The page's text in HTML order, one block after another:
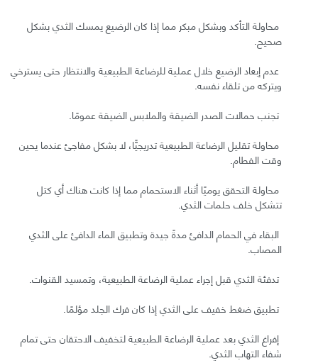
محاولة التأكد وبشكل مبكر مما إذا كان الرضيع يمسك الثدي بشكل
صحيح.
عدم إبعاد الرضيع خلال عملية للرضاعة الطبيعية والانتظار حتى يسترخي
ويتركه من تلقاء نفسه.
تجنب حمالات الصدر الضيقة والملابس الضيقة عمومًا.
محاولة تقليل الرضاعة الطبيعية تدريجيًّا، لا بشكل مفاجئ عندما يحين
وقت الفطام.
محاولة التحقق يوميًا أثناء الاستحمام مما إذا كانت هناك أي كتل
تتشكل خلف حلمات الثدي.
البقاء في الحمام الدافئ مدةً جيدة وتطبيق الماء الدافئ على الثدي
المصاب.
تدفئة الثدي قبل إجراء عملية الرضاعة الطبيعية، وتمسيد القنوات.
تطبيق ضغط خفيف على الثدي إذا كان فرك الجلد مؤلمًا.
إفراغ الثدي بعد عملية الرضاعة الطبيعية لتخفيف الاحتقان حتى تمام
شفاء التهاب الثدي.